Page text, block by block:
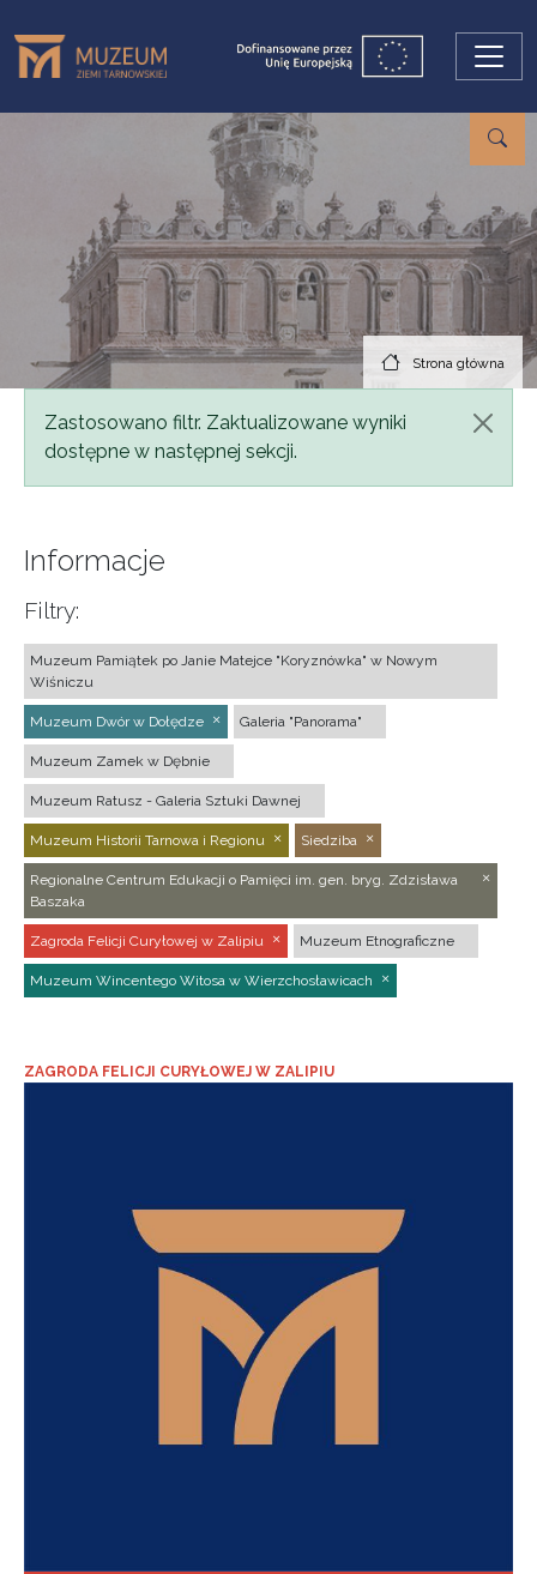
Strona główna
Komunikat
Zastosowano filtr. Zaktualizowane wyniki
dostępne w następnej sekcji.
Informacje
Filtry:
Muzeum Pamiątek po Janie Matejce "Koryznówka" w Nowym
Wiśniczu
Muzeum Dwór w Dołędze Galeria "Panorama"
Muzeum Zamek w Dębnie
Muzeum Ratusz - Galeria Sztuki Dawnej
Muzeum Historii Tarnowa i Regionu Siedziba
Regionalne Centrum Edukacji o Pamięci im. gen. bryg. Zdzisława
Baszaka
Zagroda Felicji Curyłowej w Zalipiu Muzeum Etnograficzne
Muzeum Wincentego Witosa w Wierzchosławicach
ZAGRODA FELICJI CURYŁOWEJ W ZALIPIU